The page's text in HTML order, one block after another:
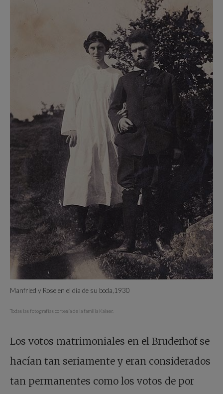
Manfried y Rose en el día de su boda,1930
Todas las fotografías cortesía de la familia Kaiser.
Los votos matrimoniales en el Bruderhof se
hacían tan seriamente y eran considerados
tan permanentes como los votos de por